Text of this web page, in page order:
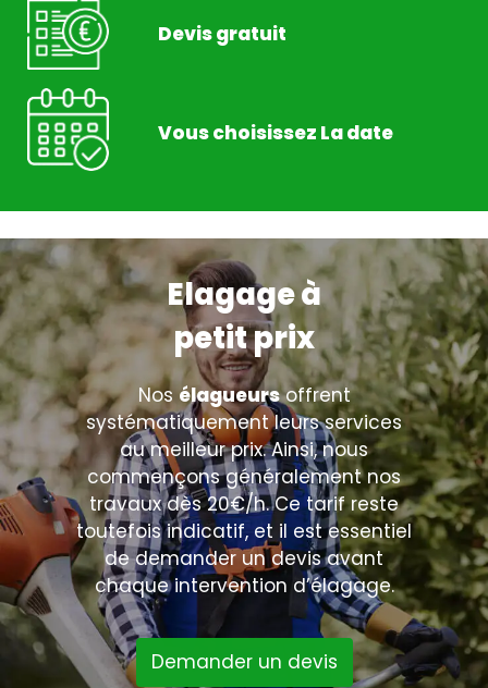
Devis gratuit
Vous choisissez La date
Elagage à
petit prix
Nosélagueursoffrent
systématiquement leurs services
au meilleur prix. Ainsi, nous
commençons généralement nos
travaux dès 20€/h. Ce tarif reste
toutefois indicatif, et il est essentiel
de demander un devis avant
chaque intervention d’élagage.
Demander un devis